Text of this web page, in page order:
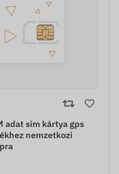
adat sim kártya gps
nemzetkozi